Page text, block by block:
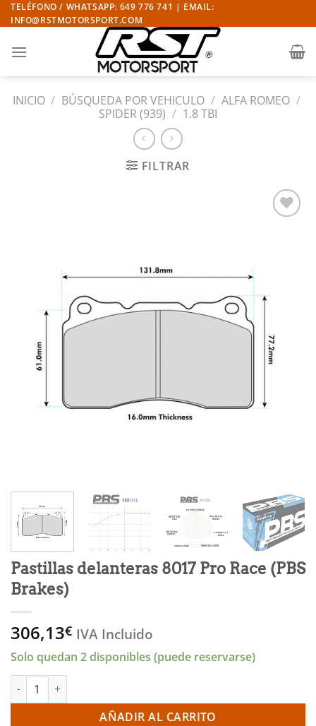
Saltar
al
TELÉFONO / WHATSAPP: 649 776 741 | EMAIL:
INFO@RSTMOTORSPORT.COM
INICIO / BÚSQUEDA POR VEHICULO / ALFA ROMEO /
SPIDER (939) / 1.8 TBI
FILTRAR
Pastillas delanteras 8017 Pro Race (PBS
Brakes)
306,13€ IVA Incluido
Solo quedan 2 disponibles (puede reservarse)
Pastillas delanteras 8017 Pro Race (PBS Brakes) cantidad
AÑADIR AL CARRITO